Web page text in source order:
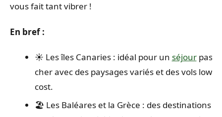
vous fait tant vibrer !
En bref :
☀️ Les îles Canaries : idéal pour un séjourpas
cher avec des paysages variés et des vols low-
cost.
🏖️ Les Baléares et la Grèce : des destinations